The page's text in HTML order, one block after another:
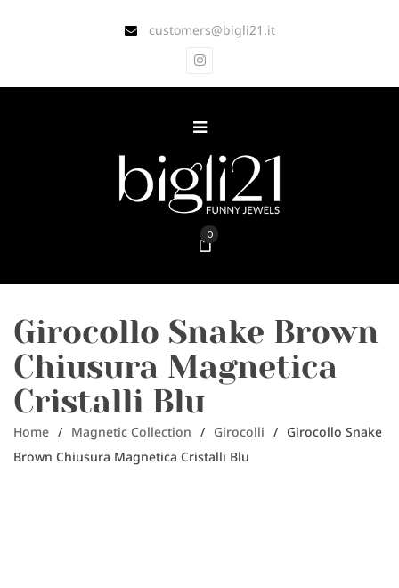
customers@bigli21.it
0
Girocollo Snake Brown
Chiusura Magnetica
Cristalli Blu
Home / Magnetic Collection / Girocolli / Girocollo Snake
Brown Chiusura Magnetica Cristalli Blu